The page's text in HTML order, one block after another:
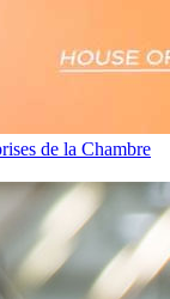
de la Chambre